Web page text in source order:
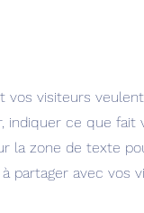
vos visiteurs
indiquer ce que
la zone de texte
partager avec vos